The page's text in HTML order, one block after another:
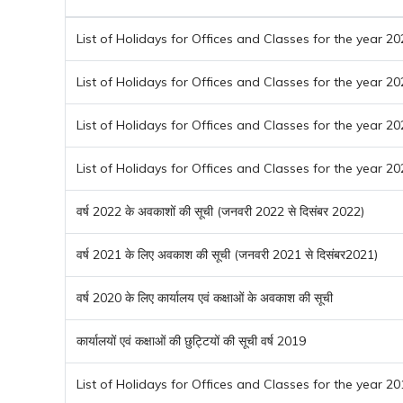
List of Holidays for Offices and Classes for the year
List of Holidays for Offices and Classes for the year
List of Holidays for Offices and Classes for the year
List of Holidays for Offices and Classes for the year
वर्ष 2022 के अवकाशों की सूची (जनवरी 2022 से दिसंबर 2022)
वर्ष 2021 के लिए अवकाश की सूची (जनवरी 2021 से दिसंबर2021)
वर्ष 2020 के लिए कार्यालय एवं कक्षाओं के अवकाश की सूची
कार्यालयों एवं कक्षाओं की छुट्टियों की सूची वर्ष 2019
List of Holidays for Offices and Classes for the year